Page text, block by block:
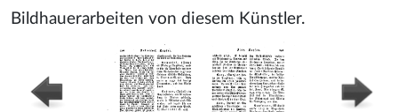
Bildhauerarbeiten von diesem Künstler.